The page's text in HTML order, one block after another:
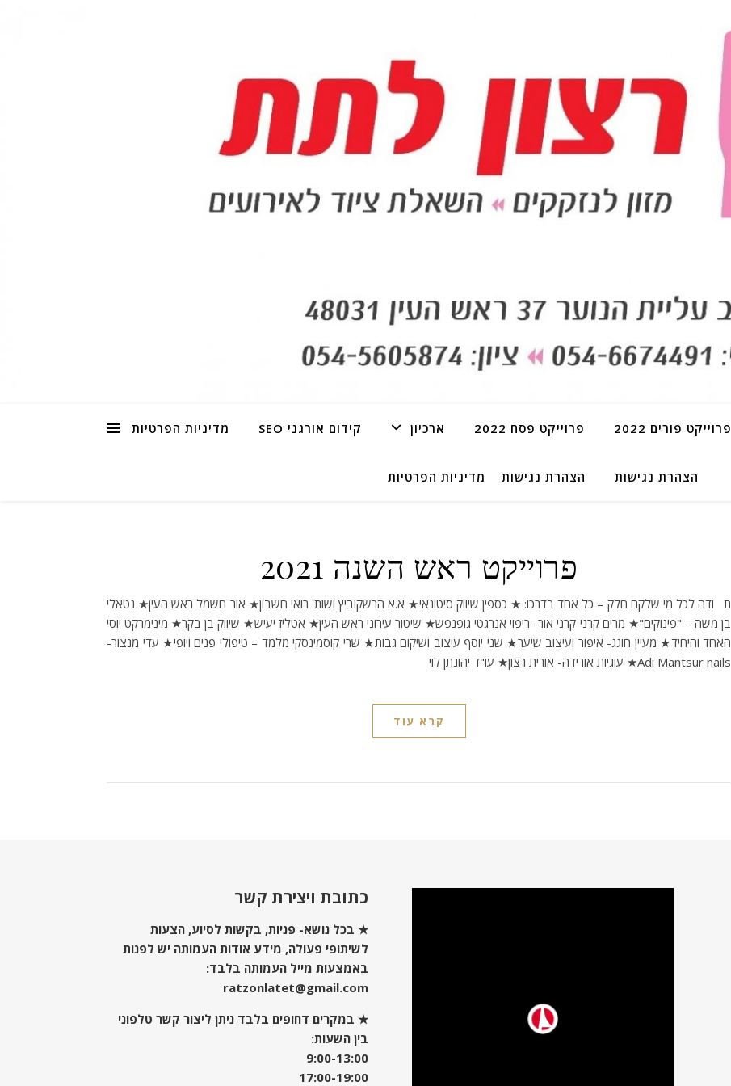
פרוייקט פורים 2022 פרוייקט פסח 2022 ארכיון קידום אורגני SEO מדיניות הפרטיות
הצהרת נגישות הצהרת נגישות מדיניות הפרטיות
פרוייקט ראש השנה 2021
תודה לכל מי שלקח חלק – כל אחד בדרכו: ★ כספין שיווק סיטונאי★ א.א הרשקוביץ ושות' רואי חשבון★ אור חשמל ראש העין★ נטאלי
בן משה – "פינוקים"★ מרים קרני קרני אור- ריפוי אנרגטי גופנפש★ שיטור עירוני ראש העין★ אטליז יעיש★ שיווק בן בקר★ מינימרקט יוסי
האחד והיחיד★ מעיין חוגג- איפור ועיצוב שיער★ שני יוסף עיצוב ושיקום גבות★ שרי קוסמינסקי מלמד – טיפולי פנים ויופי★ עדי מנצור-
Adi Mantsur nails★ עוגיות אורידה- אורית רצון★ עו"ד יהונתן לוי
קרא עוד
כתובת ויצירת קשר
★ בכל נושא- פניות, בקשות לסיוע, הצעות
לשיתופי פעולה, מידע אודות העמותה יש לפנות
באמצעות מייל העמותה בלבד:
ratzonlatet@gmail.com
★ במקרים דחופים בלבד ניתן ליצור קשר טלפוני
בין השעות:
9:00-13:00
17:00-19:00